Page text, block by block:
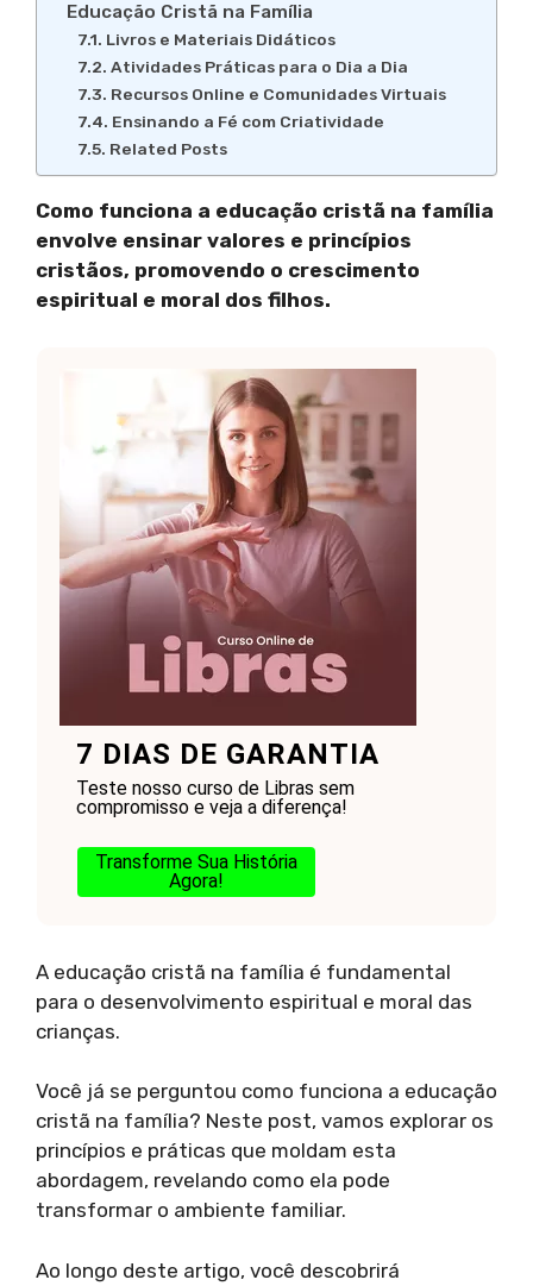
Educação Cristã na Família
Livros e Materiais Didáticos
Atividades Práticas para o Dia a Dia
Recursos Online e Comunidades Virtuais
Ensinando a Fé com Criatividade
Related Posts
Como funciona a educação cristã na família
envolve ensinar valores e princípios
cristãos, promovendo o crescimento
espiritual e moral dos filhos.
7 DIAS DE GARANTIA
Teste nosso curso de Libras sem
compromisso e veja a diferença!
Transforme Sua História
Agora!
A educação cristã na família é fundamental
para o desenvolvimento espiritual e moral das
crianças.
Você já se perguntou como funciona a educação
cristã na família? Neste post, vamos explorar os
princípios e práticas que moldam esta
abordagem, revelando como ela pode
transformar o ambiente familiar.
Ao longo deste artigo, você descobrirá